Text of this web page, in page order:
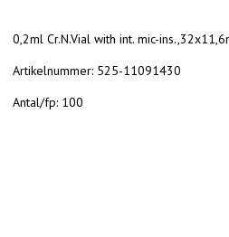
0,2ml Cr.N.Vial with int. mic-
Artikelnummer: 525-11091430
Antal/fp: 100